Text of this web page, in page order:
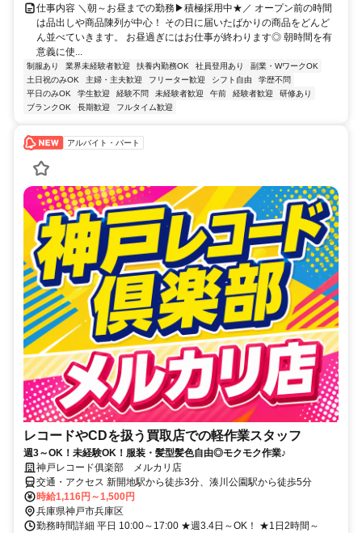
仕事内容 ＼朝～お昼までの勤務▶積極採用中★／ オープン前の時間
は品出しや商品陳列が中心！ その日に届いたばかりの商品をどんど
ん並べていきます。 お昼過ぎにはお仕事が終わります◎ 朝時間を有
意義に使...
制服あり 業界未経験者歓迎 扶養内勤務OK 社員登用あり
副業・WワークOK
土日祝のみOK
主婦・主夫歓迎 フリーター歓迎 シフト自由
学歴不問
平日のみOK
学生歓迎 経験不問 未経験者歓迎 午前 経験者歓迎
研修あり
ブランクOK
長期歓迎 フルタイム歓迎
アルバイト・パート
レコードやCDを扱う買取店での軽作業スタッフ
週3～OK！未経験OK！服装・髪型髪色自由◎モクモク作業♪
神戸レコード俱楽部 メルカリ店
交通・アクセス 新開地駅から徒歩3分、湊川公園駅から徒歩5分
時給1,116円～1,500円
兵庫県神戸市兵庫区
勤務時間詳細 平日 10:00～17:00 ★週3.4日～OK！ ★1日2時間～